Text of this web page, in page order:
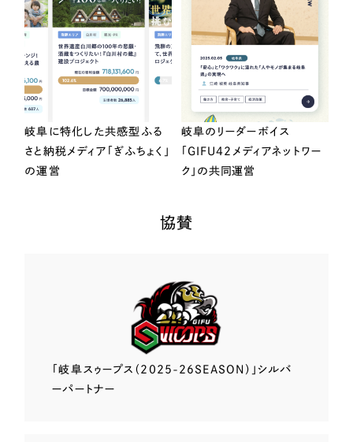
岐阜に特化した共感型ふる
さと納税メディア「ぎふちょく」
の運営
岐阜のリーダーボイス
「GIFU42メディアネットワー
ク」の共同運営
協賛
「岐阜スゥープス （2025-26SEASON）」 シルバ
ーパートナー